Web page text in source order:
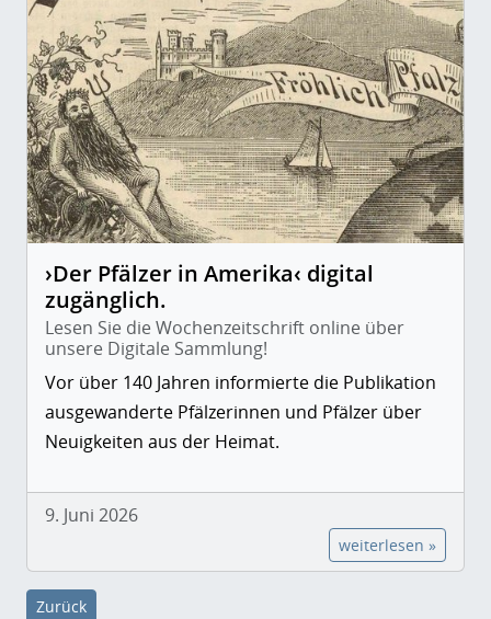
›Der Pfälzer in Amerika‹ digital
zugänglich.
Lesen Sie die Wochenzeitschrift online über
unsere Digitale Sammlung!
Vor über 140 Jahren informierte die Publikation
ausgewanderte Pfälzerinnen und Pfälzer über
Neuigkeiten aus der Heimat.
9. Juni 2026
weiterlesen »
Zurück